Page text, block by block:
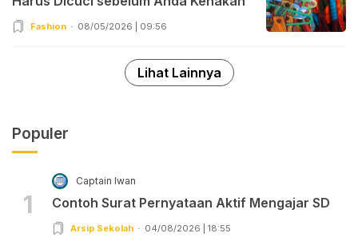
Fashion 08/05/2026 | 09:56
Lihat Lainnya
Populer
1
Captain Iwan
Contoh Surat Pernyataan Aktif Mengajar SD
Arsip Sekolah 04/08/2026 | 18:55